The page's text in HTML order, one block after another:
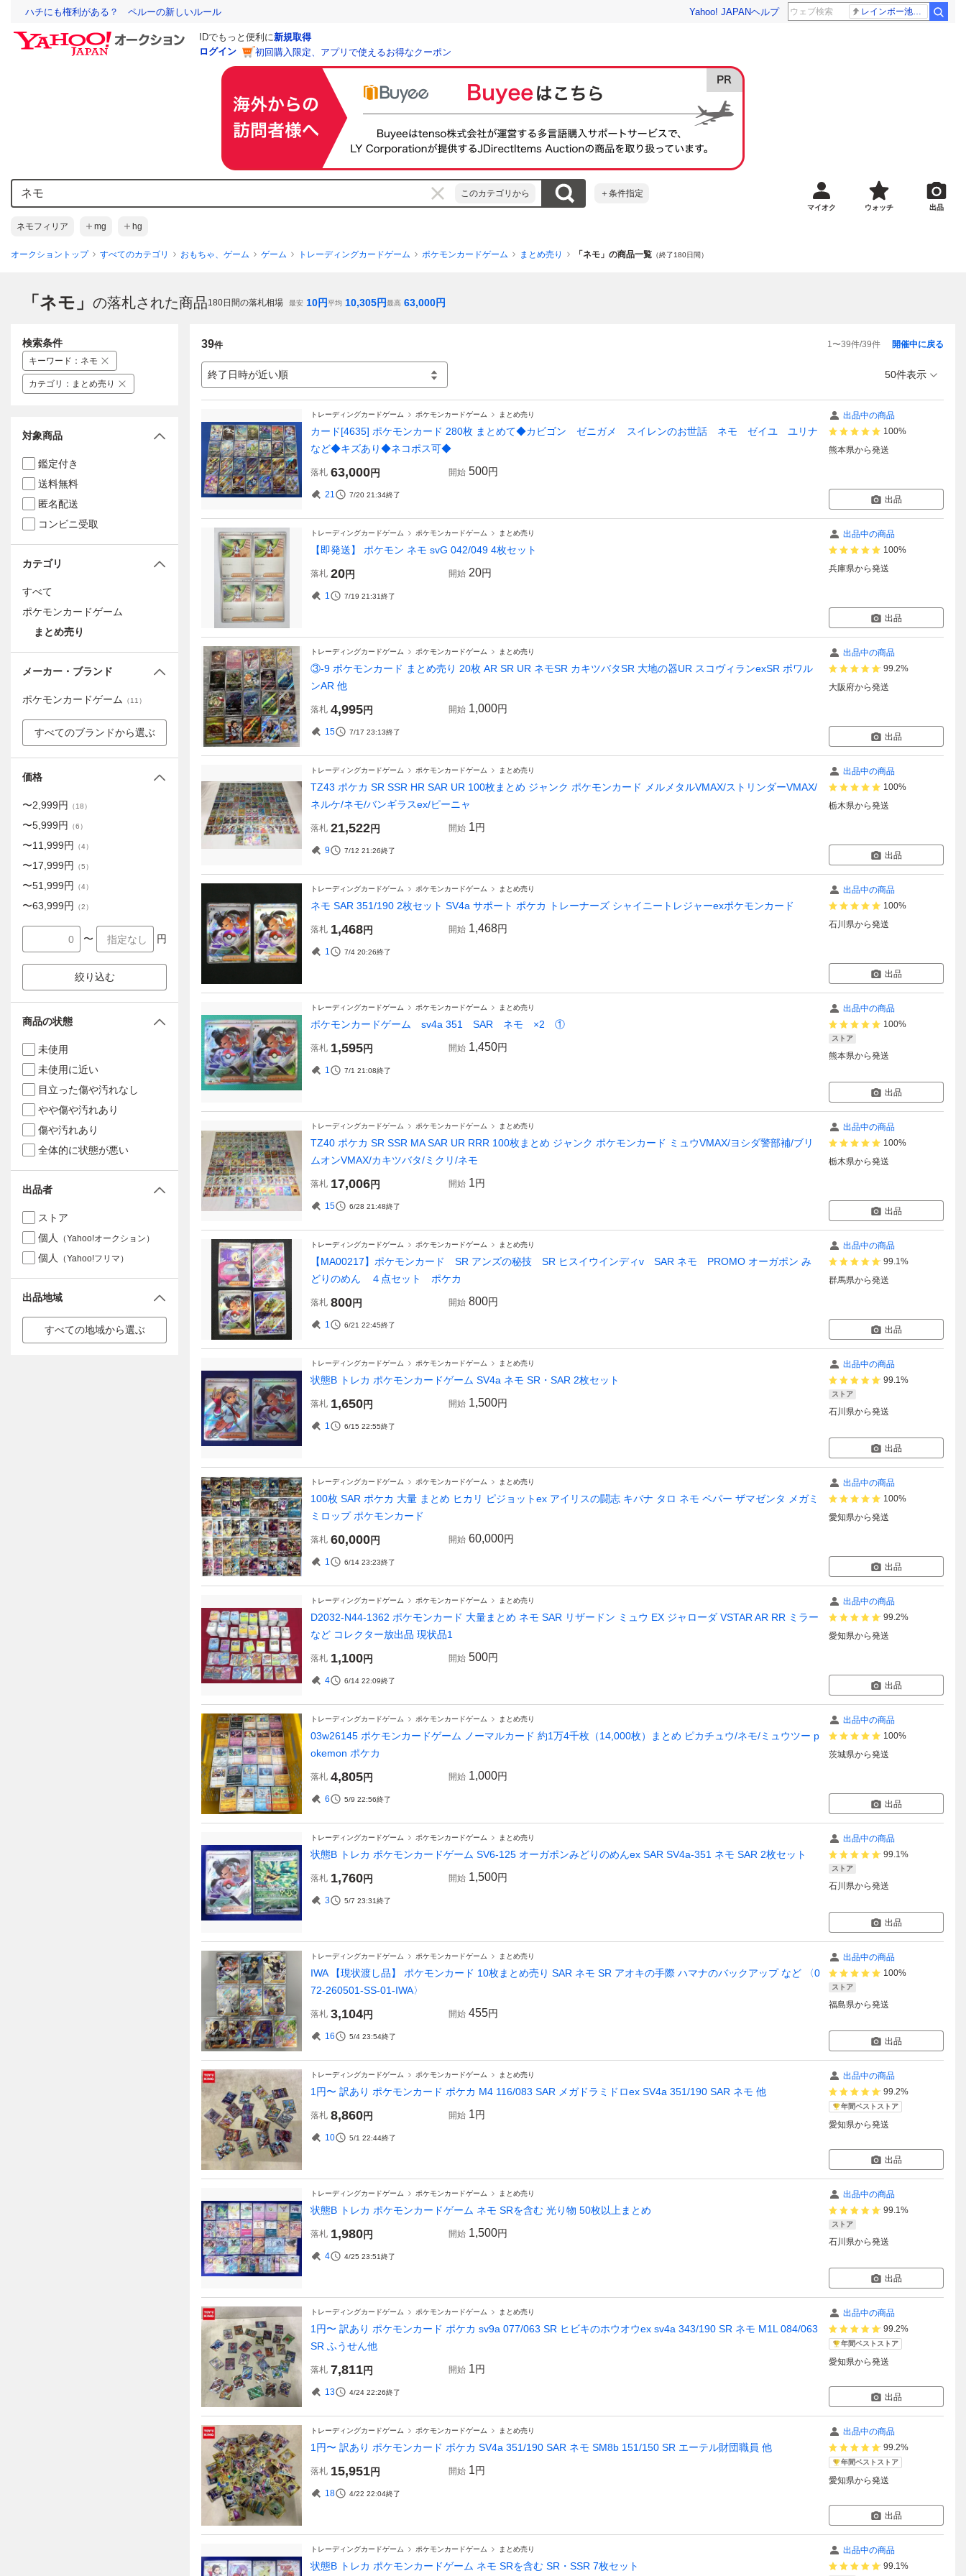
ハチにも権利がある？ ペルーの新しいルール Yahoo! JAPANヘルプ レインボー池田 佐藤佳奈アナ
IDでもっと便利に新規取得
ログイン
初回購入限定、アプリで使えるお得なクーポン
このカテゴリから ＋条件指定
ネモフィリア mg hg
マイオク ウォッチ 出品
オークショントップ すべてのカテゴリ おもちゃ、ゲーム ゲーム トレーディングカードゲーム ポケモンカードゲーム まとめ売り 「ネモ」の商品一覧 （終了180日間）
「ネモ」 の落札された商品180日間の落札相場 最安 10円平均 10,305円最高 63,000円
39件 1〜39件/39件
終了日時が近い順
開催中に戻る
50件表示
トレーディングカードゲーム ポケモンカードゲーム まとめ売り
カード[4635] ポケモンカード 280枚 まとめて◆カビゴン ゼニガメ スイレンのお世話 ネモ ゼイユ ユリナ
など◆キズあり◆ネコポス可◆
落札 63,000円 開始 500円
21 7/20 21:34終了
出品中の商品
100%
熊本県から発送
出品
トレーディングカードゲーム ポケモンカードゲーム まとめ売り
【即発送】 ポケモン ネモ svG 042/049 4枚セット
落札 20円 開始 20円
1 7/19 21:31終了
出品中の商品
100%
兵庫県から発送
出品
トレーディングカードゲーム ポケモンカードゲーム まとめ売り
③-9 ポケモンカード まとめ売り 20枚 AR SR UR ネモSR カキツバタSR 大地の器UR スコヴィランexSR ポワル
ンAR 他
落札 4,995円 開始 1,000円
15 7/17 23:13終了
出品中の商品
99.2%
大阪府から発送
出品
トレーディングカードゲーム ポケモンカードゲーム まとめ売り
TZ43 ポケカ SR SSR HR SAR UR 100枚まとめ ジャンク ポケモンカード メルメタルVMAX/ストリンダーVMAX/
ネルケ/ネモ/バンギラスex/ピーニャ
落札 21,522円 開始 1円
9 7/12 21:26終了
出品中の商品
100%
栃木県から発送
出品
トレーディングカードゲーム ポケモンカードゲーム まとめ売り
ネモ SAR 351/190 2枚セット SV4a サポート ポケカ トレーナーズ シャイニートレジャーexポケモンカード
落札 1,468円 開始 1,468円
1 7/4 20:26終了
出品中の商品
100%
石川県から発送
出品
トレーディングカードゲーム ポケモンカードゲーム まとめ売り
ポケモンカードゲーム sv4a 351 SAR ネモ ×2 ①
落札 1,595円 開始 1,450円
1 7/1 21:08終了
出品中の商品
100%
ストア
熊本県から発送
出品
トレーディングカードゲーム ポケモンカードゲーム まとめ売り
TZ40 ポケカ SR SSR MA SAR UR RRR 100枚まとめ ジャンク ポケモンカード ミュウVMAX/ヨシダ警部補/ブリ
ムオンVMAX/カキツバタ/ミクリ/ネモ
落札 17,006円 開始 1円
15 6/28 21:48終了
出品中の商品
100%
栃木県から発送
出品
トレーディングカードゲーム ポケモンカードゲーム まとめ売り
【MA00217】ポケモンカード SR アンズの秘技 SR ヒスイウインディv SAR ネモ PROMO オーガポン み
どりのめん ４点セット ポケカ
落札 800円 開始 800円
1 6/21 22:45終了
出品中の商品
99.1%
群馬県から発送
出品
トレーディングカードゲーム ポケモンカードゲーム まとめ売り
状態B トレカ ポケモンカードゲーム SV4a ネモ SR・SAR 2枚セット
落札 1,650円 開始 1,500円
1 6/15 22:55終了
出品中の商品
99.1%
ストア
石川県から発送
出品
トレーディングカードゲーム ポケモンカードゲーム まとめ売り
100枚 SAR ポケカ 大量 まとめ ヒカリ ピジョットex アイリスの闘志 キバナ タロ ネモ ペパー ザマゼンタ メガミ
ミロップ ポケモンカード
落札 60,000円 開始 60,000円
1 6/14 23:23終了
出品中の商品
100%
愛知県から発送
出品
トレーディングカードゲーム ポケモンカードゲーム まとめ売り
D2032-N44-1362 ポケモンカード 大量まとめ ネモ SAR リザードン ミュウ EX ジャローダ VSTAR AR RR ミラー
など コレクター放出品 現状品1
落札 1,100円 開始 500円
4 6/14 22:09終了
出品中の商品
99.2%
愛知県から発送
出品
トレーディングカードゲーム ポケモンカードゲーム まとめ売り
03w26145 ポケモンカードゲーム ノーマルカード 約1万4千枚（14,000枚）まとめ ピカチュウ/ネモ/ミュウツー p
okemon ポケカ
落札 4,805円 開始 1,000円
6 5/9 22:56終了
出品中の商品
100%
茨城県から発送
出品
トレーディングカードゲーム ポケモンカードゲーム まとめ売り
状態B トレカ ポケモンカードゲーム SV6-125 オーガポンみどりのめんex SAR SV4a-351 ネモ SAR 2枚セット
落札 1,760円 開始 1,500円
3 5/7 23:31終了
出品中の商品
99.1%
ストア
石川県から発送
出品
トレーディングカードゲーム ポケモンカードゲーム まとめ売り
IWA 【現状渡し品】 ポケモンカード 10枚まとめ売り SAR ネモ SR アオキの手際 ハマナのバックアップ など 〈0
72-260501-SS-01-IWA〉
落札 3,104円 開始 455円
16 5/4 23:54終了
出品中の商品
100%
ストア
福島県から発送
出品
トレーディングカードゲーム ポケモンカードゲーム まとめ売り
1円〜 訳あり ポケモンカード ポケカ M4 116/083 SAR メガドラミドロex SV4a 351/190 SAR ネモ 他
落札 8,860円 開始 1円
10 5/1 22:44終了
出品中の商品
99.2%
年間ベストストア
愛知県から発送
出品
トレーディングカードゲーム ポケモンカードゲーム まとめ売り
状態B トレカ ポケモンカードゲーム ネモ SRを含む 光り物 50枚以上まとめ
落札 1,980円 開始 1,500円
4 4/25 23:51終了
出品中の商品
99.1%
ストア
石川県から発送
出品
トレーディングカードゲーム ポケモンカードゲーム まとめ売り
1円〜 訳あり ポケモンカード ポケカ sv9a 077/063 SR ヒビキのホウオウex sv4a 343/190 SR ネモ M1L 084/063
SR ふうせん他
落札 7,811円 開始 1円
13 4/24 22:26終了
出品中の商品
99.2%
年間ベストストア
愛知県から発送
出品
トレーディングカードゲーム ポケモンカードゲーム まとめ売り
1円〜 訳あり ポケモンカード ポケカ SV4a 351/190 SAR ネモ SM8b 151/150 SR エーテル財団職員 他
落札 15,951円 開始 1円
18 4/22 22:04終了
出品中の商品
99.2%
年間ベストストア
愛知県から発送
出品
トレーディングカードゲーム ポケモンカードゲーム まとめ売り
状態B トレカ ポケモンカードゲーム ネモ SRを含む SR・SSR 7枚セット
出品中の商品
99.1%
検索条件
キーワード ： ネモ
カテゴリ ： まとめ売り
対象商品
鑑定付き
送料無料
匿名配送
コンビニ受取
カテゴリ
すべて
ポケモンカードゲーム
まとめ売り
メーカー・ブランド
ポケモンカードゲーム （11 ）
すべてのブランドから選ぶ
価格
〜2,999円 （18）
〜5,999円 （6）
〜11,999円 （4）
〜17,999円 （5）
〜51,999円 （4）
〜63,999円 （2）
〜 円
絞り込む
商品の状態
未使用
未使用に近い
目立った傷や汚れなし
やや傷や汚れあり
傷や汚れあり
全体的に状態が悪い
出品者
ストア
個人
（Yahoo!オークション）
個人 （Yahoo!フリマ）
出品地域
すべての地域から選ぶ